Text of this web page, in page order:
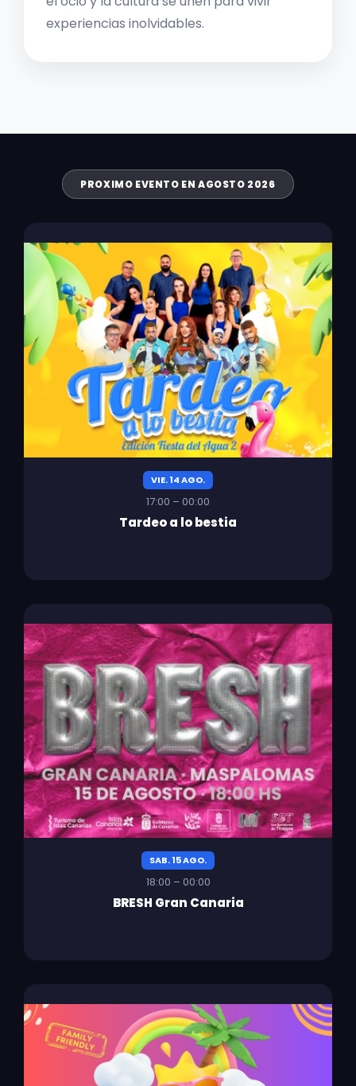
experiencias inolvidables.
PROXIMO EVENTO EN AGOSTO 2026
VIE. 14 AGO.
17:00 – 00:00
Tardeo a lo bestia
SAB. 15 AGO.
18:00 – 00:00
BRESH Gran Canaria